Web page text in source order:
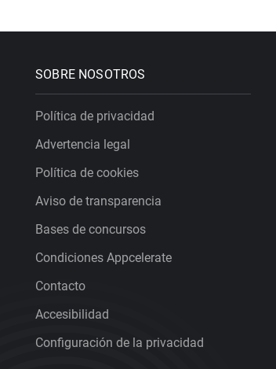
SOBRE NOSOTROS
Política de privacidad
Advertencia legal
Política de cookies
Aviso de transparencia
Bases de concursos
Condiciones Appcelerate
Contacto
Accesibilidad
Configuración de la privacidad